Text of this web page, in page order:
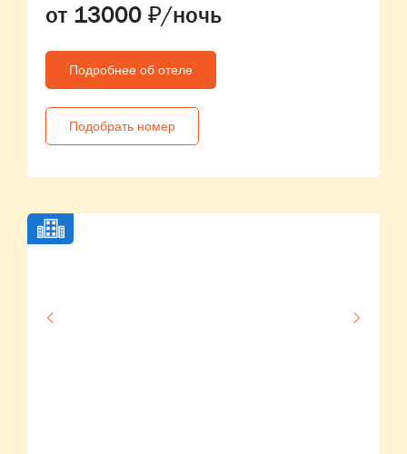
от 13000 ₽/ночь
Подробнее об отеле
Подобрать номер